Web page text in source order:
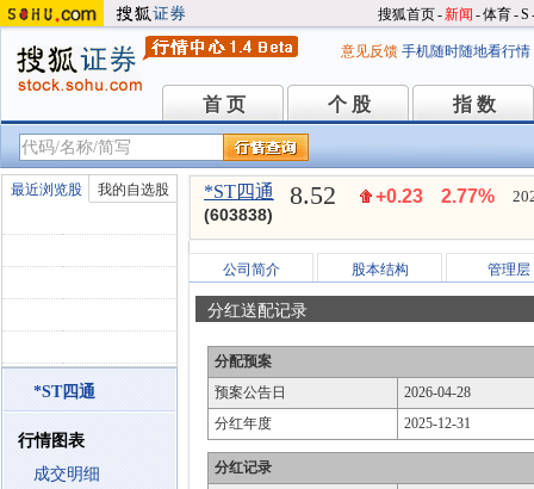
搜狐首页-新闻 -体育-S
意见反馈 手机随时随地看行情
首 页
首 页 个 股
个 股 指 数
指 数
最近浏览股 我的自选股
*ST四通
行情图表
成交明细
*ST四通
(603838)
8.52 +0.23 2.77%
公司简介 股本结构 管理层
分红送配记录
分配预案
预案公告日
2026-04-28
分红年度
2025-12-31
分红记录